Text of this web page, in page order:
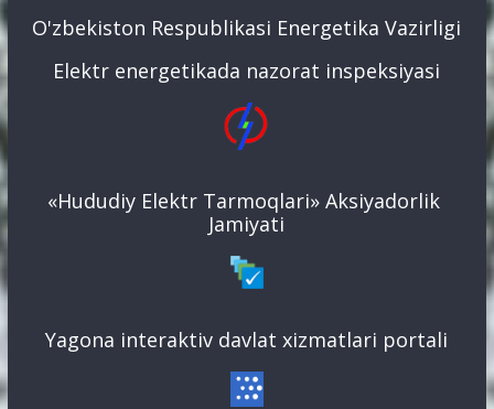
O'zbekiston Respublikasi Energetika Vazirligi
Elektr energetikada nazorat inspeksiyasi
«Hududiy Elektr Tarmoqlari» Aksiyadorlik
Jamiyati
Yagona interaktiv davlat xizmatlari portali